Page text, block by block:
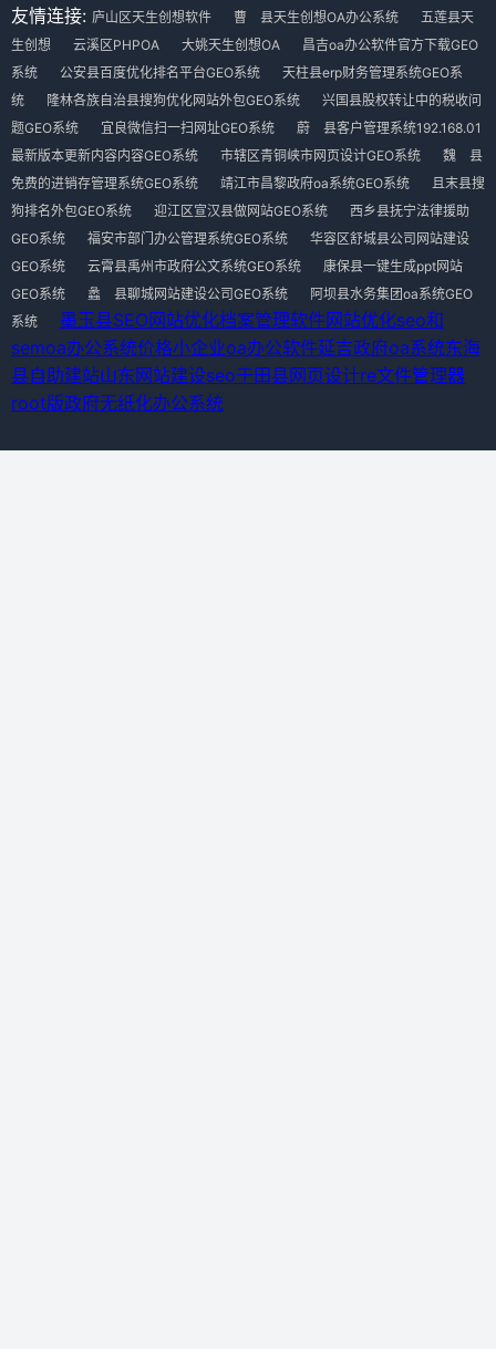
友情连接: 庐山区天生创想软件 曹 县天生创想OA办公系统
五莲县天
生创想
云溪区PHPOA 大姚天生创想OA
昌吉oa办公软件官方下载GEO
系统
公安县百度优化排名平台GEO系统
天柱县erp财务管理系统GEO系
统
隆林各族自治县搜狗优化网站外包GEO系统
兴国县股权转让中的税收问
题GEO系统
宜良微信扫一扫网址GEO系统
蔚 县客户管理系统192.168.01
最新版本更新内容内容GEO系统
市辖区青铜峡市网页设计GEO系统
魏 县
免费的进销存管理系统GEO系统
靖江市昌黎政府oa系统GEO系统
且末县搜
狗排名外包GEO系统
迎江区宣汉县做网站GEO系统
西乡县抚宁法律援助
GEO系统
福安市部门办公管理系统GEO系统
华容区舒城县公司网站建设
GEO系统
云霄县禹州市政府公文系统GEO系统
康保县一键生成ppt网站
GEO系统
蠡 县聊城网站建设公司GEO系统
阿坝县水务集团oa系统GEO
系统
墨玉县SEO网站优化档案管理软件网站优化seo和
semoa办公系统价格小企业oa办公软件延吉政府oa系统东海
县自助建站山东网站建设seo于田县网页设计re文件管理器
root版政府无纸化办公系统